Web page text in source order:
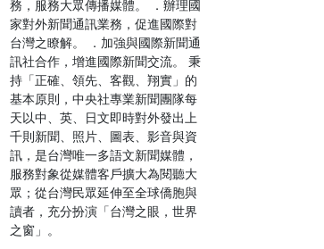
務，服務大眾傳播媒體。 ．辦理國
家對外新聞通訊業務，促進國際對
台灣之瞭解。 ．加強與國際新聞通
訊社合作，增進國際新聞交流。 秉
持「正確、領先、客觀、翔實」的
基本原則，中央社專業新聞團隊每
天以中、英、日文即時對外發出上
千則新聞、照片、圖表、影音與資
訊，是台灣唯一多語文新聞媒體，
服務對象從媒體客戶擴大為閱聽大
眾；從台灣民眾延伸至全球僑胞與
讀者，充分扮演「台灣之眼，世界
之窗」。